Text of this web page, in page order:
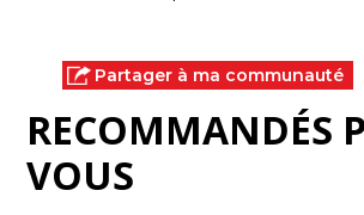
Partager à ma communauté
RECOMMANDÉS
VOUS